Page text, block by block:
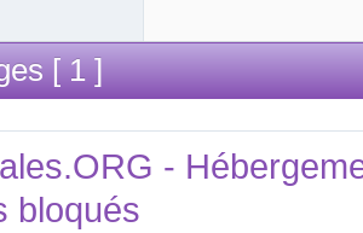
[ 1 ]
-
bloqués